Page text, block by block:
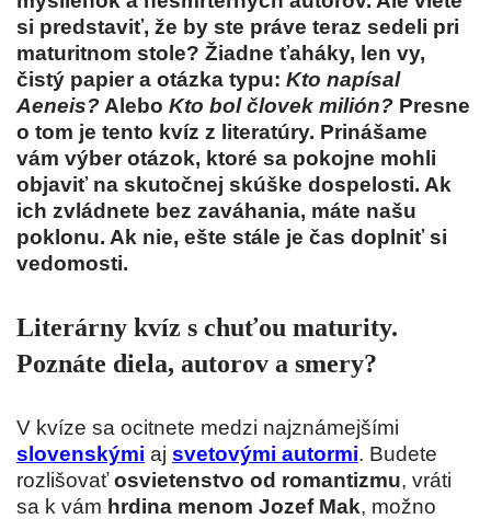
si predstaviť, že by ste práve teraz sedeli pri
maturitnom stole? Žiadne ťaháky, len vy,
čistý papier a otázka typu: Kto napísal
Aeneis? Alebo Kto bol človek milión? Presne
o tom je tento kvíz z literatúry. Prinášame
vám výber otázok, ktoré sa pokojne mohli
objaviť na skutočnej skúške dospelosti. Ak
ich zvládnete bez zaváhania, máte našu
poklonu. Ak nie, ešte stále je čas doplniť si
vedomosti.
Literárny kvíz s chuťou maturity.
Poznáte diela, autorov a smery?
V kvíze sa ocitnete medzi najznámejšími
slovenskými aj svetovými autormi. Budete
rozlišovaťosvietenstvo od romantizmu, vráti
sa k vám hrdina menom Jozef Mak, možno